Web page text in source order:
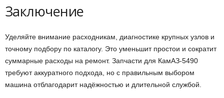
Заключение
Уделяйте внимание расходникам, диагностике крупных узлов и
точному подбору по каталогу. Это уменьшит простои и сократит
суммарные расходы на ремонт. Запчасти для КамАЗ-5490
требуют аккуратного подхода, но с правильным выбором
машина отблагодарит надёжностью и длительной службой.